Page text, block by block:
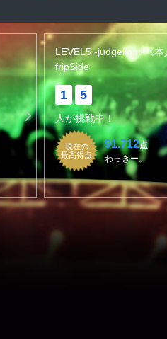
LEVEL5 -judgelight-《本
fripSide
1 5
人が挑戦中！
現在の
最高得点
91.712点
わっきー。